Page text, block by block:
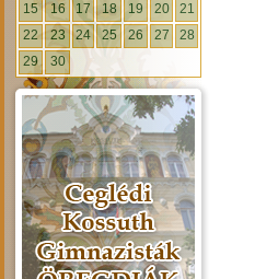
15
16 17 18 19 20
21
22
23 24 25 26 27
28
29
30